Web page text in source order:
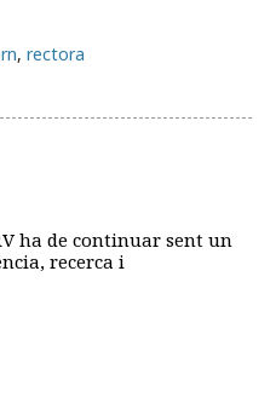
, rectora
ha de continuar sent un
recerca i